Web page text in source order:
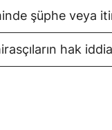
şüphe veya
hak